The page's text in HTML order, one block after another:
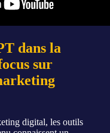
dans la
sur
digital, les outils